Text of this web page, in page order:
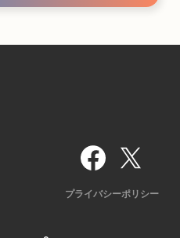
プライバシーポリシー